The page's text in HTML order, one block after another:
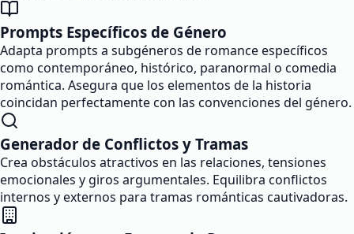
Prompts Específicos de Género
Adapta prompts a subgéneros de romance específicos
como contemporáneo, histórico, paranormal o comedia
romántica. Asegura que los elementos de la historia
coincidan perfectamente con las convenciones del género.
Generador de Conflictos y Tramas
Crea obstáculos atractivos en las relaciones, tensiones
emocionales y giros argumentales. Equilibra conflictos
internos y externos para tramas románticas cautivadoras.